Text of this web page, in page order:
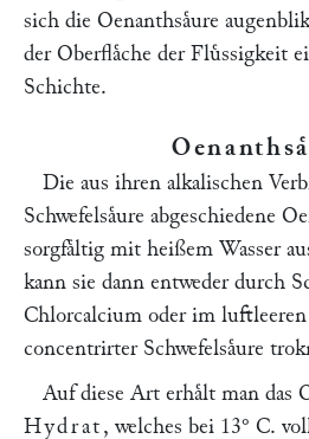
sich die Oenanthsaͤure
der Oberflaͤche der Fluͤssigkeit
Schichte.
Die aus ihren alkalischen
Schwefelsaͤure abgeschiedene
sorgfaͤltig mit heißem Wasser
kann sie dann entweder durch
Chlorcalcium oder im
concentrirter Schwefelsaͤure
Auf diese Art erhaͤlt man das
Hydrat , welches bei 13° C.